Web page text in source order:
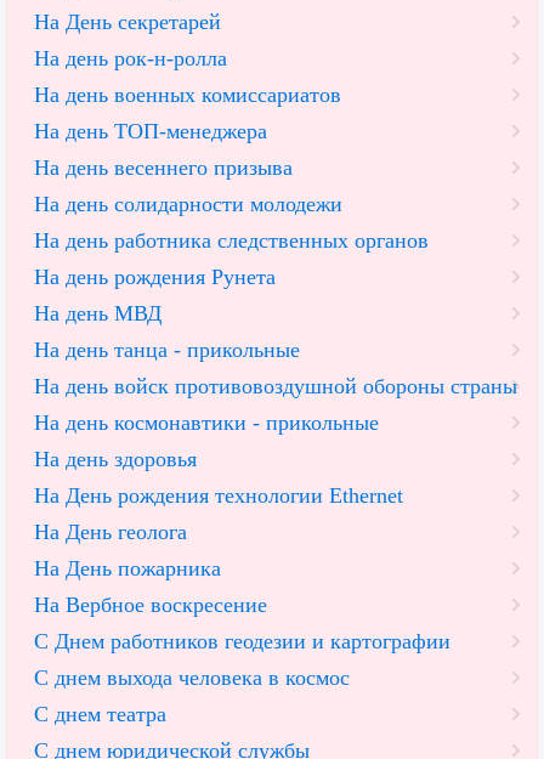
На День секретарей
На день рок-н-ролла
На день военных комиссариатов
На день ТОП-менеджера
На день весеннего призыва
На день солидарности молодежи
На день работника следственных органов
На день рождения Рунета
На день МВД
На день танца - прикольные
На день войск противовоздушной обороны страны
На день космонавтики - прикольные
На день здоровья
На День рождения технологии Ethernet
На День геолога
На День пожарника
На Вербное воскресение
С Днем работников геодезии и картографии
С днем выхода человека в космос
С днем театра
С днем юридической службы